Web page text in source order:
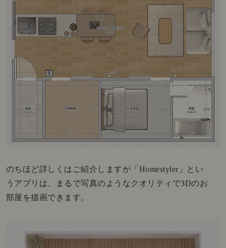
のちほど詳しくはご紹介しますが「Homestyler」とい
うアプリは、まるで写真のようなクオリティで3Dのお
部屋を描画できます。